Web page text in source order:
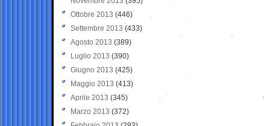
Ottobre 2013 (446)
Settembre 2013 (433)
Agosto 2013 (389)
Luglio 2013 (390)
Giugno 2013 (425)
Maggio 2013 (413)
Aprile 2013 (345)
Marzo 2013 (372)